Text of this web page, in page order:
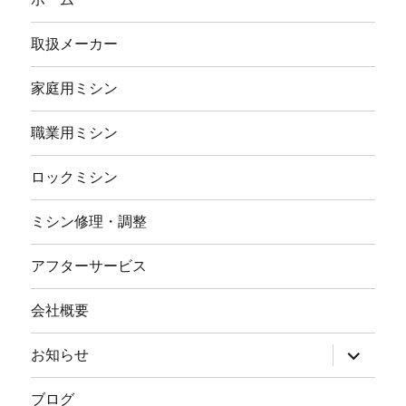
取扱メーカー
家庭用ミシン
職業用ミシン
ロックミシン
ミシン修理・調整
アフターサービス
会社概要
お知らせ
サ
ブ
メ
ブログ